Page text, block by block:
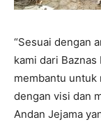
“Sesuai dengan
kami dari
membantu untuk
dengan visi dan
Andan Jejama